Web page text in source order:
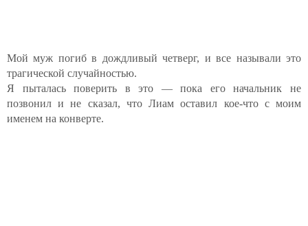
Мой муж погиб в дождливый четверг, и все называли это
трагической случайностью.
Я пыталась поверить в это — пока его начальник не
позвонил и не сказал, что Лиам оставил кое-что с моим
именем на конверте.